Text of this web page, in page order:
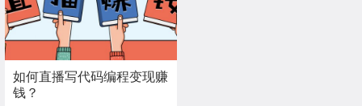
如何直播写代码编程变现赚
钱？